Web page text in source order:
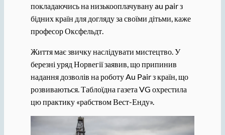
покладаючись на низькооплачувану au pair з
бідних країн для догляду за своїми дітьми, каже
професор Оксфельдт.
Життя має звичку наслідувати мистецтво. У
березні уряд Норвегії заявив, що припинив
надання дозволів на роботу Au Pair з країн, що
розвиваються. Таблоїдна газета VG охрестила
цю практику «рабством Вест-Енду».